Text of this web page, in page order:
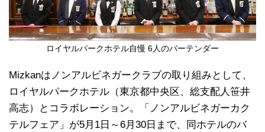
ロイヤルパークホテル自慢 6人のバーテンダー
Mizkanはノンアルビネガークラブの取り組みとして、
ロイヤルパークホテル（東京都中央区、総支配人笹井
高志）とコラボレーション。「ノンアルビネガーカク
テルフェア」が5月1日～6月30日まで、同ホテルのバ